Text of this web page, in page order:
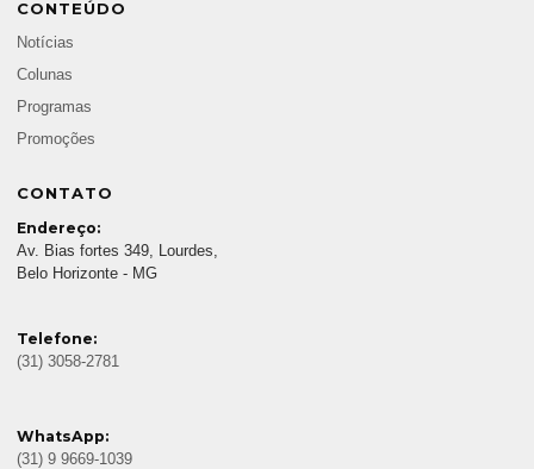
CONTEÚDO
Notícias
Colunas
Programas
Promoções
CONTATO
Endereço:
Av. Bias fortes 349, Lourdes,
Belo Horizonte - MG
Telefone:
(31) 3058-2781
WhatsApp:
(31) 9 9669-1039